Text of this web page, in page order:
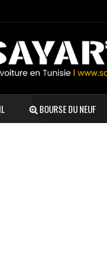
BOURSE DU NEUF